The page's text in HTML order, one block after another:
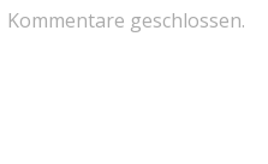
Kommentare geschlossen.